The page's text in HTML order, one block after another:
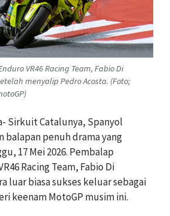
VR46 Racing Team, Fabio Di
menyalip Pedro Acosta. (Foto;
Sirkuit Catalunya, Spanyol
balapan penuh drama yang
17 Mei 2026. Pembalap
Racing Team, Fabio Di
luar biasa sukses keluar sebagai
keenam MotoGP musim ini.